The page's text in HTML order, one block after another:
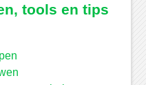
tools en tips